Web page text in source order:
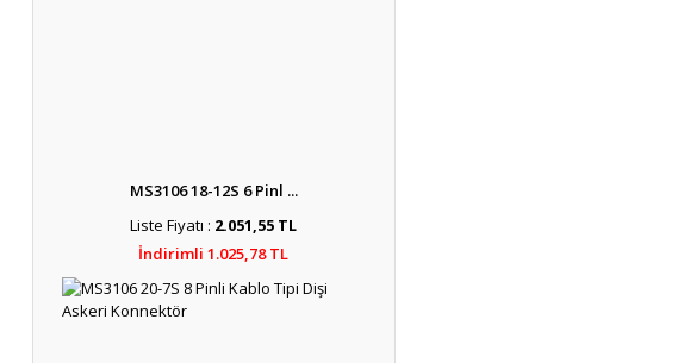
MS3106 18-12S 6 Pinl ...
Liste Fiyatı : 2.051,55 TL
İndirimli 1.025,78 TL